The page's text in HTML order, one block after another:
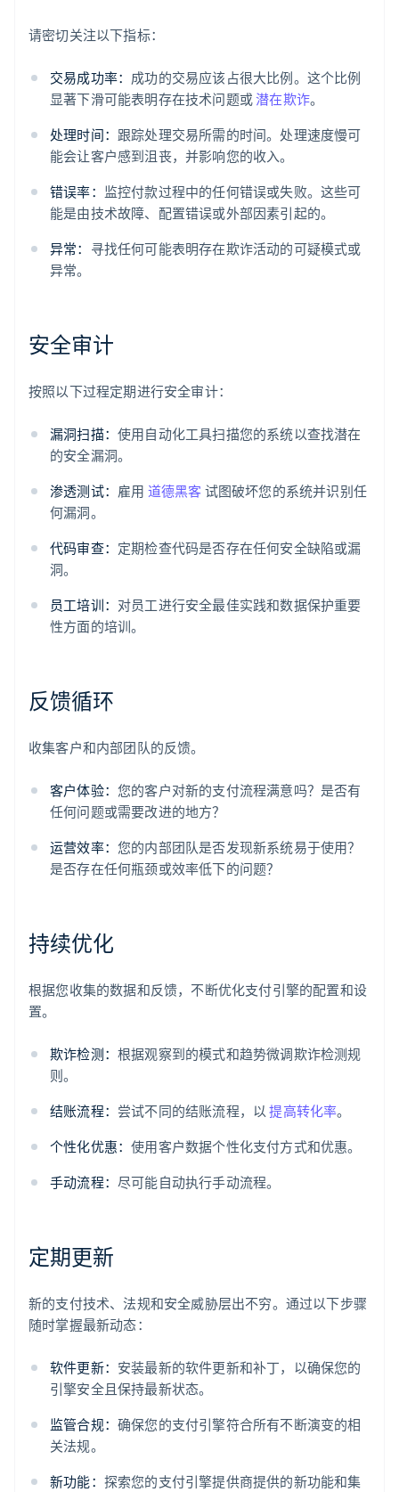
请密切关注以下指标：
交易成功率： 成功的交易应该占很大比例。这个比例
显著下滑可能表明存在技术问题或潜在欺诈。
处理时间： 跟踪处理交易所需的时间。处理速度慢可
能会让客户感到沮丧，并影响您的收入。
错误率： 监控付款过程中的任何错误或失败。这些可
能是由技术故障、配置错误或外部因素引起的。
异常： 寻找任何可能表明存在欺诈活动的可疑模式或
异常。
安全审计
按照以下过程定期进行安全审计：
漏洞扫描： 使用自动化工具扫描您的系统以查找潜在
的安全漏洞。
渗透测试： 雇用 道德黑客 试图破坏您的系统并识别任
何漏洞。
代码审查： 定期检查代码是否存在任何安全缺陷或漏
洞。
员工培训： 对员工进行安全最佳实践和数据保护重要
性方面的培训。
反馈循环
收集客户和内部团队的反馈。
客户体验： 您的客户对新的支付流程满意吗？是否有
任何问题或需要改进的地方？
运营效率： 您的内部团队是否发现新系统易于使用？
是否存在任何瓶颈或效率低下的问题？
持续优化
根据您收集的数据和反馈，不断优化支付引擎的配置和设
置。
欺诈检测： 根据观察到的模式和趋势微调欺诈检测规
则。
结账流程： 尝试不同的结账流程，以提高转化率。
个性化优惠：使用客户数据个性化支付方式和优惠。
手动流程： 尽可能自动执行手动流程。
定期更新
新的支付技术、法规和安全威胁层出不穷。通过以下步骤
随时掌握最新动态：
软件更新： 安装最新的软件更新和补丁，以确保您的
引擎安全且保持最新状态。
监管合规： 确保您的支付引擎符合所有不断演变的相
关法规。
新功能： 探索您的支付引擎提供商提供的新功能和集
阿联酋
爱尔兰
English
爱沙尼亚
奥地利
Deutsch
English